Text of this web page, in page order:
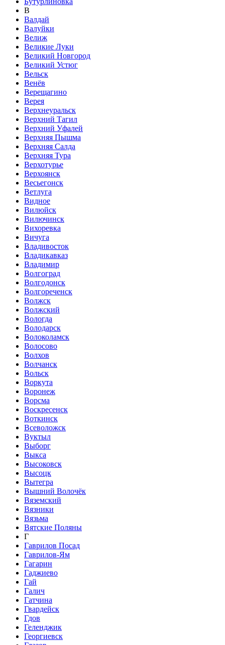
В
Валдай
Валуйки
Велиж
Великие Луки
Великий Новгород
Великий Устюг
Вельск
Венёв
Верещагино
Верея
Верхнеуральск
Верхний Тагил
Верхний Уфалей
Верхняя Пышма
Верхняя Салда
Верхняя Тура
Верхотурье
Верхоянск
Весьегонск
Ветлуга
Видное
Вилюйск
Вилючинск
Вихоревка
Вичуга
Владивосток
Владикавказ
Владимир
Волгоград
Волгодонск
Волгореченск
Волжск
Волжский
Вологда
Володарск
Волоколамск
Волосово
Волхов
Волчанск
Вольск
Воркута
Воронеж
Ворсма
Воскресенск
Воткинск
Всеволожск
Вуктыл
Выборг
Выкса
Высоковск
Высоцк
Вытегра
Вышний Волочёк
Вяземский
Вязники
Вязьма
Вятские Поляны
Г
Гаврилов Посад
Гаврилов-Ям
Гагарин
Гаджиево
Гай
Галич
Гатчина
Гвардейск
Гдов
Геленджик
Георгиевск